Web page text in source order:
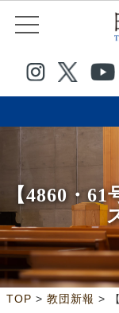
【4860・
TOP > 教団新報 >